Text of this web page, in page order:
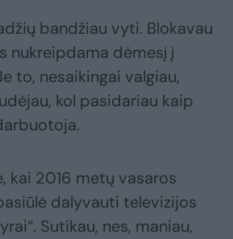
bandžiau vyti. Blokavau
nukreipdama dėmesį į
to, nesaikingai valgiau,
kol pasidariau kaip
kai 2016 metų vasaros
dalyvauti televizijos
Sutikau, nes, maniau,